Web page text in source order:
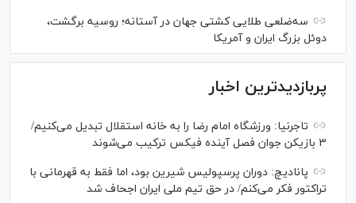
سه‌ضلعی طلایی کشتی جهان در آستانه؛ روسیه برگشت،
دوئل بزرگ ایران و آمریکا
پربازدیدترین اخبار
تاجرنیا: ورزشگاه امام رضا را به خانه استقلال تبدیل می‌کنیم/
۳ بازیکن جوان فصل آینده فیکس ترکیب می‌شوند
پانادیچ: دوران پرسپولیس شیرین بود، اما فقط به قهرمانی با
تراکتور فکر می‌کنم/ در حق تیم ملی ایران اجحاف شد